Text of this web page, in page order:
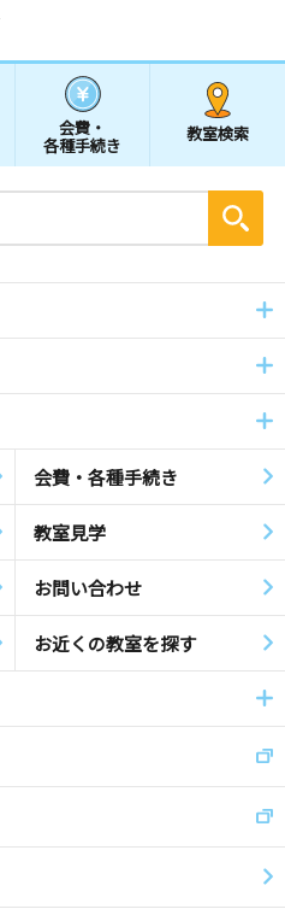
会費・
各種手続き
教室検索
会費・各種手続き
教室見学
お問い合わせ
お近くの教室を探す